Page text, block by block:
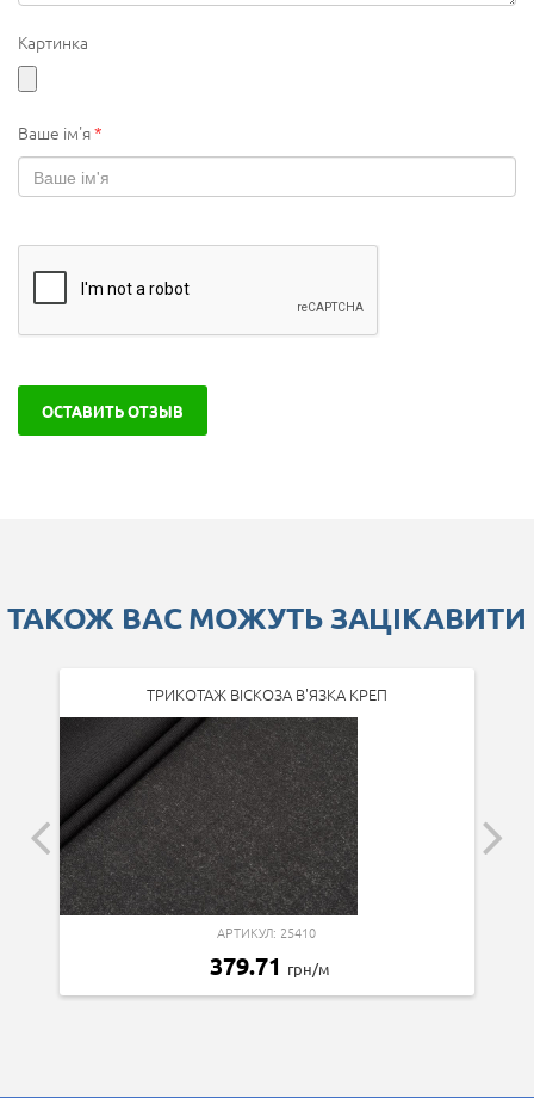
Картинка
Ваше ім'я*
ОСТАВИТЬ ОТЗЫВ
ТАКОЖ ВАС МОЖУТЬ ЗАЦІКАВИТИ
ТРИКОТАЖ ВІСКОЗА В'ЯЗКА КРЕП
АРТИКУЛ: 25410
379.71 грн/м